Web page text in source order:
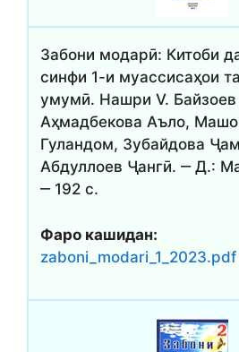
Забони модарӣ: Китоби
синфи 1-и муассисаҳои
умумӣ. Нашри V.
Аҳмадбекова Аъло,
Гуландом, Зубайдова
Абдуллоев Ҷангӣ. ‒ Д.:
‒ 192 с.
Фаро кашидан: